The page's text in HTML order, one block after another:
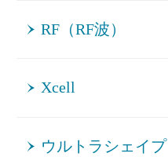
RF（RF波）
Xcell
ウルトラシェイプ